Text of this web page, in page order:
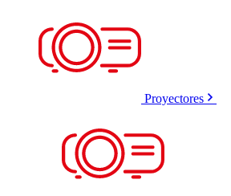
Proyectores